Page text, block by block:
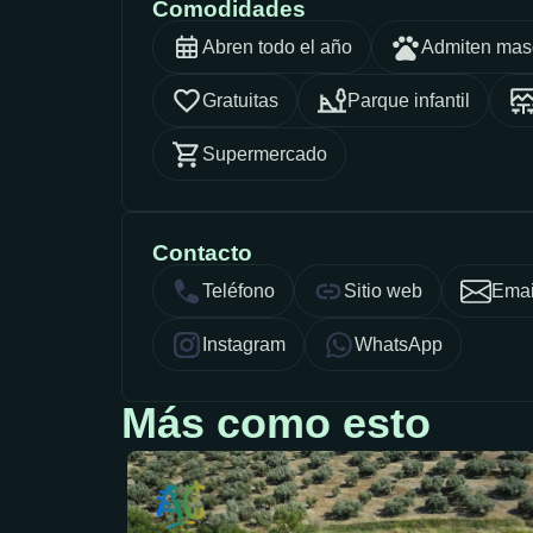
Comodidades
Abren todo el año Admiten
Gratuitas Parque infantil
Supermercado
Contacto
Teléfono Sitio web
Instagram WhatsApp
Más como esto